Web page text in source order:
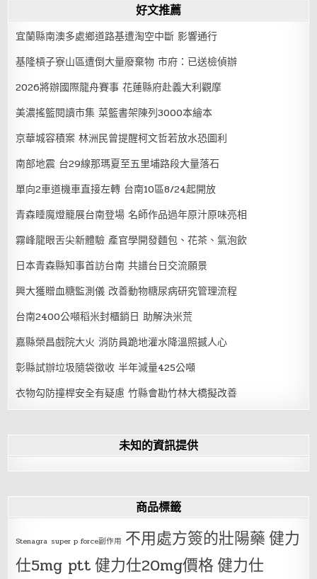
好文推薦
宜蘭縣南澳多處鄉道路基遭淘空中斷 影響通行
基隆槓子寮山區遭倒大量廢棄物 市府：已送檢偵辦
2026將辦國際龍舟賽事 花蓮縣府赴義大利觀摩
美濃搖籃閱讀市集 菜籃書架陳列3000本繪本
京華城容積案 林洲民曾提醒柯文哲若放水恐圖利
南部地震 台29線那瑪夏至五里埔路段大量落石
單向2車道機車直接左轉 台南10區8/24起開放
青森睡魔燈籠展台南登場 名師作品過年原汁原味亮相
霧峰龍眼舌尖新體驗 產官學開發麵包、花茶、氣泡飲
日本青森縣知事首訪台南 共譜台日交流願景
興大獲贈血糖監測儀 改善動物糖尿病研究管理流程
台南2400公噸稻米封櫃銷日 助解決米荒
嘉縣榮昌戲院大火 消防員跪地灌水降溫照撼人心
彰縣試辦垃圾隨袋徵收 半年減量425公噸
衣物勾防撞桿安全有疑慮 竹縣會勘竹林大橋擬改善
未知的資訊提供
商品標籤
Stenagra super p force副作用 不用處方簽的壯陽藥健力
仕5mg ptt健力仕20mg價格健力仕